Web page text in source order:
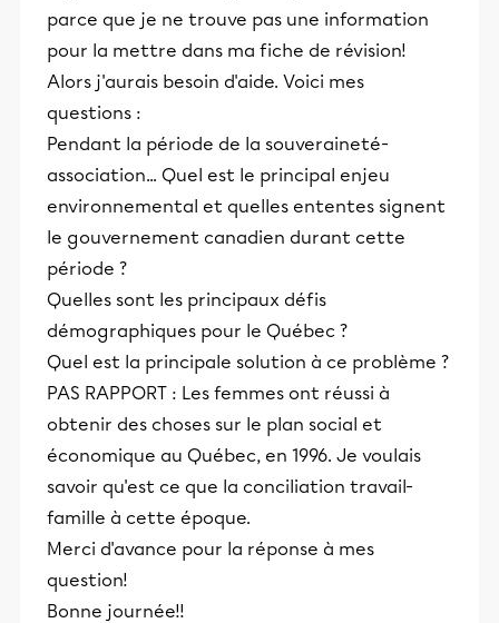
parce que je ne trouve pas une information
pour la mettre dans ma fiche de révision!
Alors j'aurais besoin d'aide. Voici mes
questions :
Pendant la période de la souveraineté-
association... Quel est le principal enjeu
environnemental et quelles ententes signent
le gouvernement canadien durant cette
période ?
Quelles sont les principaux défis
démographiques pour le Québec ?
Quel est la principale solution à ce problème ?
PAS RAPPORT : Les femmes ont réussi à
obtenir des choses sur le plan social et
économique au Québec, en 1996. Je voulais
savoir qu'est ce que la conciliation travail-
famille à cette époque.
Merci d'avance pour la réponse à mes
question!
Bonne journée!!